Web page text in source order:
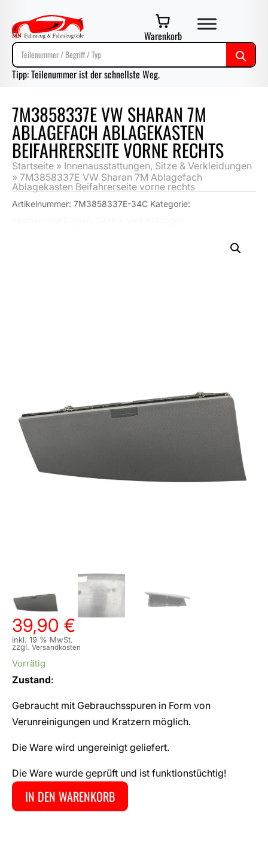
Warenkorb
Tipp: Teilenummer ist der schnellste Weg.
7M3858337E VW SHARAN 7M
ABLAGEFACH ABLAGEKASTEN
BEIFAHRERSEITE VORNE RECHTS
Startseite » Innenausstattungen, Sitze & Verkleidungen
» 7M3858337E VW Sharan 7M Ablagefach
Ablagekasten Beifahrerseite vorne rechts
Artikelnummer: 7M3858337E-34C Kategorie:
39,90 €
inkl. 19 % MwSt.
zzgl. Versandkosten
Vorrätig
Zustand:
Gebraucht mit Gebrauchsspuren in Form von
Verunreinigungen und Kratzern möglich.
Die Ware wird ungereinigt geliefert.
Die Ware wurde geprüft und ist funktionstüchtig!
IN DEN WARENKORB